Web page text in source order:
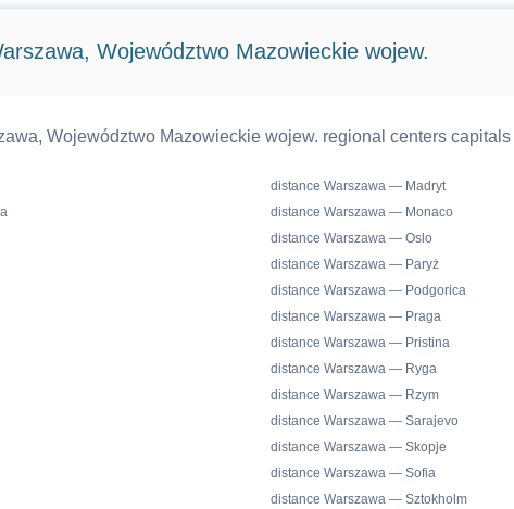
Województwo Mazowieckie wojew.
Województwo Mazowieckie wojew. regional centers
distance Warszawa — Madryt
distance Warszawa — Monaco
distance Warszawa — Oslo
distance Warszawa — Paryż
distance Warszawa — Podgorica
distance Warszawa — Praga
distance Warszawa — Pristina
distance Warszawa — Ryga
distance Warszawa — Rzym
distance Warszawa — Sarajevo
distance Warszawa — Skopje
distance Warszawa — Sofia
distance Warszawa — Sztokholm